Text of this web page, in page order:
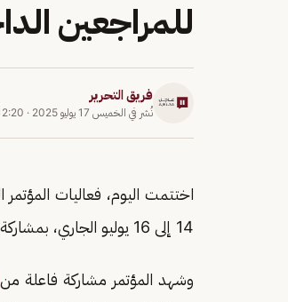
للمراجعين الداخليين
فريق التحرير
نُشر في الخميس 17 يوليو 2025 ·
12:20
اختتمت اليوم، فعاليات المؤتمر الدولي
14 إلى 16 يوليو الجاري، بمشاركة سعودية استثنائية.
وشهد المؤتمر مشاركة فاعلة من